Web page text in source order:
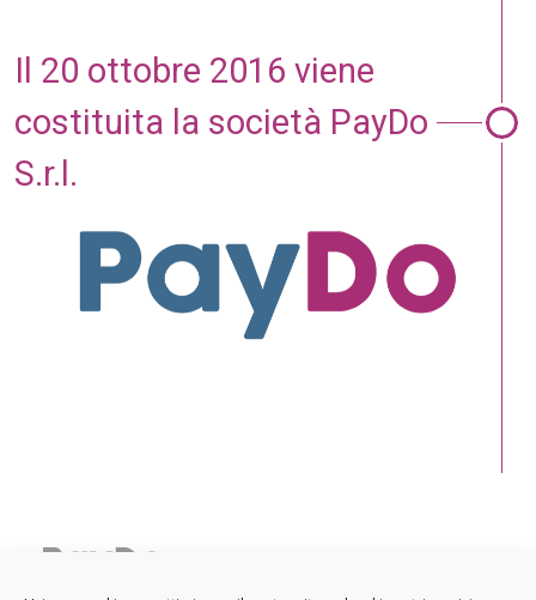
Il 20 ottobre 2016 viene
costituita la società PayDo
S.r.l.
Sede legale: Viale Regina Margherita 30, 20122 Milano